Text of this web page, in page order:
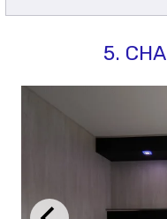
5.